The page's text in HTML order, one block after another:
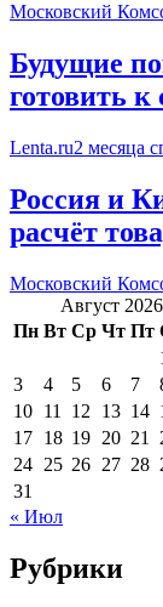
Московский
Будущие
готовить
Lenta.ru2 месяца
Россия и
расчёт
Московский
Август 2026
Пн Вт Ср Чт Пт
3
4 5 6 7
10 11 12 13 14
17 18 19 20 21
24 25 26 27 28
31
« Июл
Рубрики